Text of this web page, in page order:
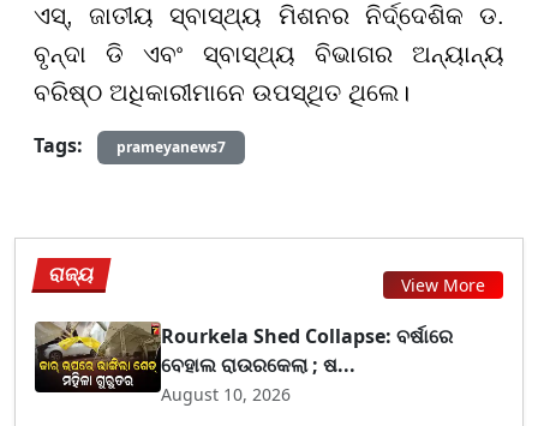
ଏସ୍, ଜାତୀୟ ସ୍ବାସ୍ଥ୍ୟ ମିଶନର ନିର୍ଦ୍ଦେଶିକ ଡ.
ବୃନ୍ଦା ଡି ଏବଂ ସ୍ବାସ୍ଥ୍ୟ ବିଭାଗର ଅନ୍ୟାନ୍ୟ
ବରିଷ୍ଠ ଅଧିକାରୀମାନେ ଉପସ୍ଥିତ ଥିଲେ।
Tags:
prameyanews7
ରାଜ୍ୟ View More
Rourkela Shed Collapse: ବର୍ଷାରେ
ବେହାଲ ରାଉରକେଲା ; ଷ...
August 10, 2026